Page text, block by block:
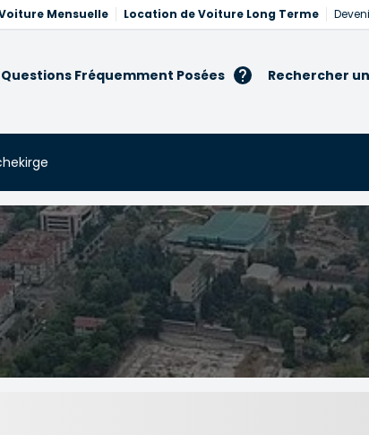
Mensuelle Location de Voiture Long Terme
Questions Fréquemment Posées Rechercher